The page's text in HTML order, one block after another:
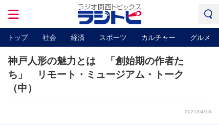
トップ 社会 経済 スポーツ カルチャー グルメ
神戸人形の魅力とは 「創始期の作者た
ち」 リモート・ミュージアム・トーク
（中）
2021/04/18